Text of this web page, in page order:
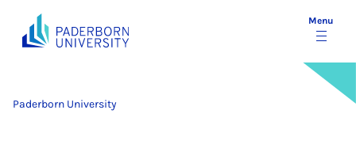
Menu
Paderborn University